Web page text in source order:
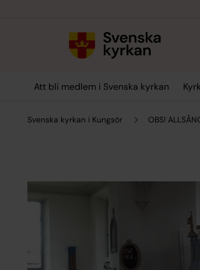
Att bli medlem i Svenska kyrkan
Svenska kyrkan i Kungsör OBS!